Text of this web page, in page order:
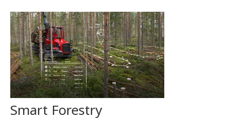
Smart Forestry